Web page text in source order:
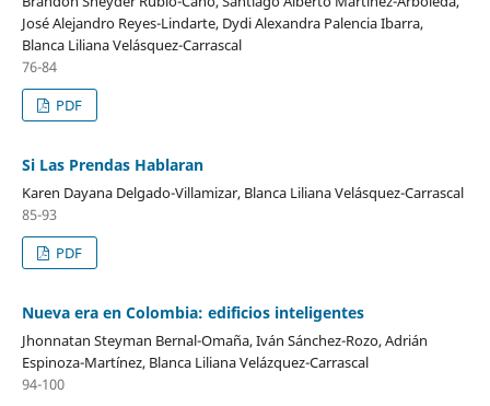
José Alejandro Reyes-Lindarte, Dydi Alexandra Palencia Ibarra,
Blanca Liliana Velásquez-Carrascal
76-84
PDF
Si Las Prendas Hablaran
Karen Dayana Delgado-Villamizar, Blanca Liliana Velásquez-Carrascal
85-93
PDF
Nueva era en Colombia: edificios inteligentes
Jhonnatan Steyman Bernal-Omaña, Iván Sánchez-Rozo, Adrián
Espinoza-Martínez, Blanca Liliana Velázquez-Carrascal
94-100